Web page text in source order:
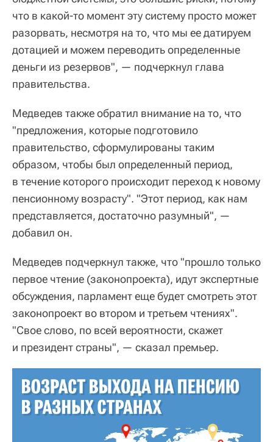
что в какой-то момент эту систему просто может
разорвать, несмотря на то, что мы ее датируем
дотацией и можем переводить определенные
деньги из резервов", — подчеркнул глава
правительства.
Медведев также обратил внимание на то, что
"предложения, которые подготовило
правительство, сформулированы таким
образом, чтобы был определенный период,
в течение которого происходит переход к новому
пенсионному возрасту". "Этот период, как нам
представляется, достаточно разумный", —
добавил он.
Медведев подчеркнул также, что "прошло только
первое чтение (законопроекта), идут экспертные
обсуждения, парламент еще будет смотреть этот
законопроект во втором и третьем чтениях".
"Свое слово, по всей вероятности, скажет
и президент страны", — сказал премьер.